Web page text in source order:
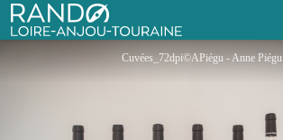
Rando Loire-Anjou-Touraine
Le chai de Theleme
Cuvées_72dpi©APiégu - Anne Piégu